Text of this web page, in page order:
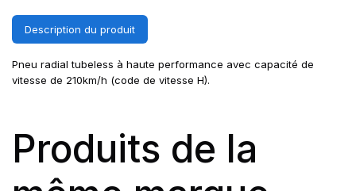
Description du produit
Pneu radial tubeless à haute performance avec capacité de
vitesse de 210km/h (code de vitesse H).
Produits de la